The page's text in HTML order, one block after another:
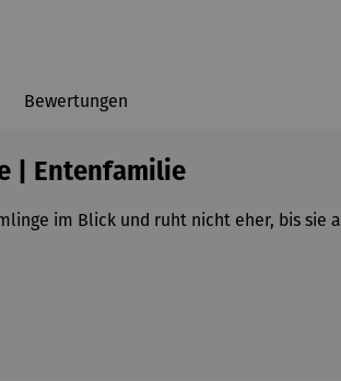
Bewertungen
| Entenfamilie
im Blick und ruht nicht eher, bis sie